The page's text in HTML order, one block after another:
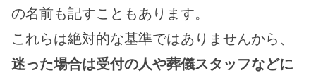
の名前も記すこともあります。
これらは絶対的な基準ではありませんから、
迷った場合は受付の人や葬儀スタッフなどに